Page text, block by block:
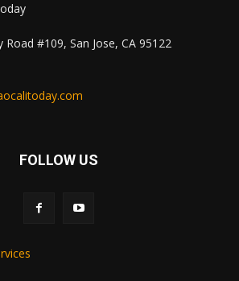
#109, San Jose, CA 95122
FOLLOW US